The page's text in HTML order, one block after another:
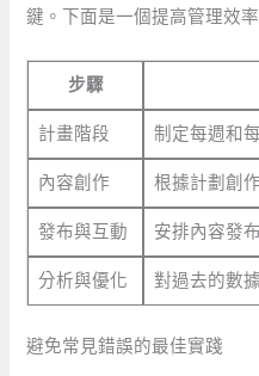
鍵。下面是一個提高管理效
步驟
計畫階段 制定每週和
內容創作 根據計劃創
發布與互動 安排內容發
分析與優化 對過去的數
避免常見錯誤的最佳實踐